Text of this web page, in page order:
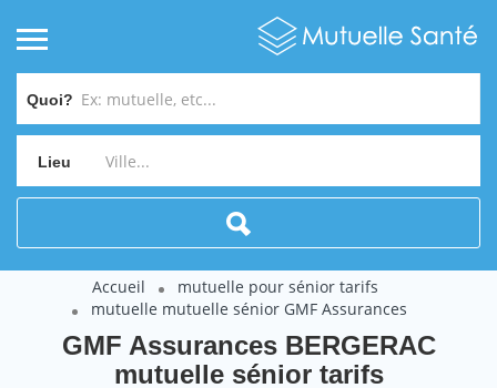
Quoi?
Lieu
Accueil
mutuelle pour sénior tarifs
mutuelle mutuelle sénior GMF Assurances
GMF Assurances BERGERAC
mutuelle sénior tarifs